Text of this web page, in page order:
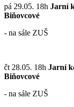
pá 29.05. 18h Jarní
Biňovcové
- na sále ZUŠ
čt 28.05. 18h Jarní
Biňovcové
- na sále ZUŠ